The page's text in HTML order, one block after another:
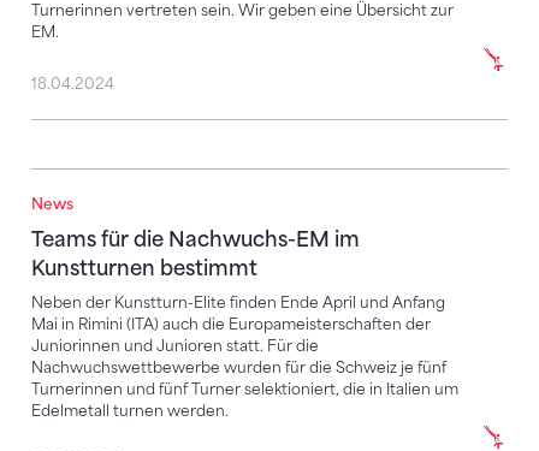
Turnerinnen vertreten sein. Wir geben eine Übersicht zur
EM.
18.04.2024
News
Teams für die Nachwuchs-EM im
Kunstturnen bestimmt
Neben der Kunstturn-Elite finden Ende April und Anfang
Mai in Rimini (ITA) auch die Europameisterschaften der
Juniorinnen und Junioren statt. Für die
Nachwuchswettbewerbe wurden für die Schweiz je fünf
Turnerinnen und fünf Turner selektioniert, die in Italien um
Edelmetall turnen werden.
Teams für die Nachwuchs-EM im Kunstturnen